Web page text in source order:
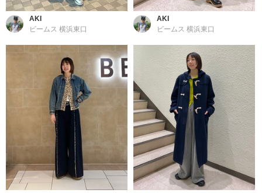
AKI
ビームス 横浜東口
AKI
ビームス 横浜東口